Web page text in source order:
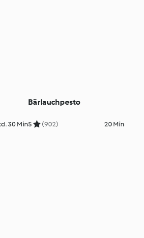
30 Min
Bärlauchpesto
5 (902) 20 Min